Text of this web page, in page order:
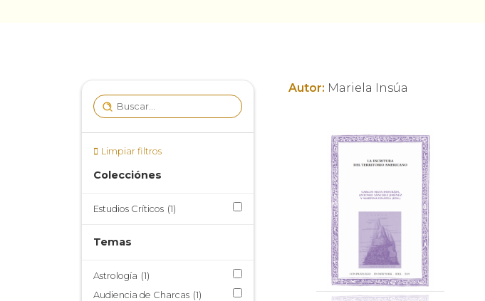
Limpiar filtros
Colecciónes
Estudios Críticos (1)
Temas
Astrología (1)
Audiencia de Charcas (1)
Autor: Mariela Insúa